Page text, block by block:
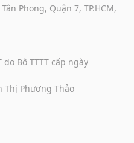
Phong, Quận 7, TP.HCM,
do Bộ TTTT cấp ngày
Thị Phương Thảo